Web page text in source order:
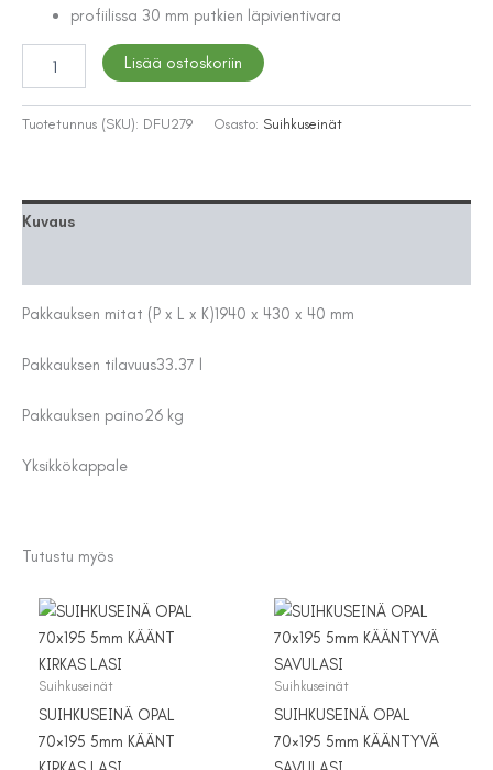
profiilissa 30 mm putkien läpivientivara
KÄÄNTYVÄ
66X190CM
Lisää ostoskoriin
Tuotetunnus (SKU): DFU279 Osasto: Suihkuseinät
Kuvaus
Pakkauksen mitat (P x L x K)1940 x 430 x 40 mm
Pakkauksen tilavuus33.37 l
Pakkauksen paino26 kg
Yksikkökappale
Tutustu myös
Suihkuseinät
SUIHKUSEINÄ OPAL
70×195 5mm KÄÄNT
Suihkuseinät
SUIHKUSEINÄ OPAL
70×195 5mm KÄÄNTYVÄ